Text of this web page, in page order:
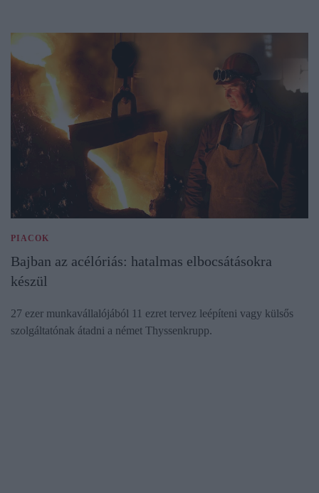
PIACOK
Bajban az acélóriás: hatalmas elbocsátásokra
készül
27 ezer munkavállalójából 11 ezret tervez leépíteni vagy külsős
szolgáltatónak átadni a német Thyssenkrupp.